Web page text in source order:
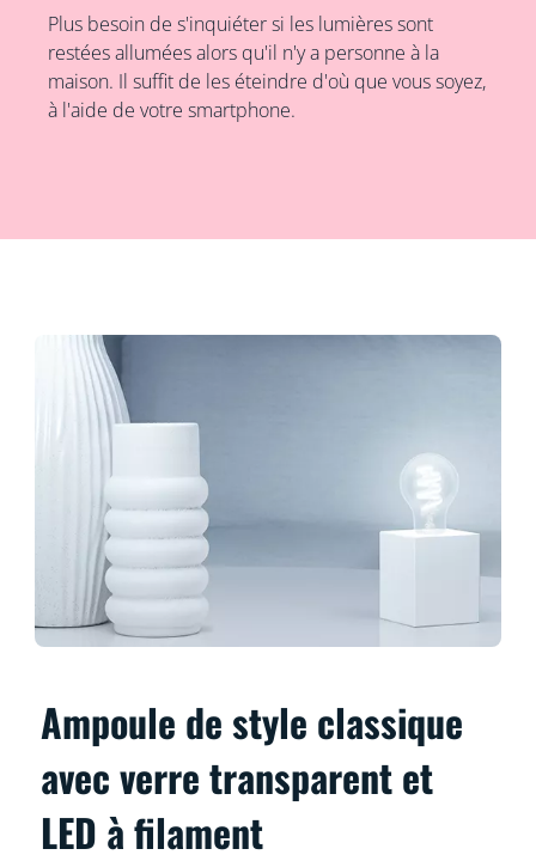
Plus besoin de s'inquiéter si les lumières sont
restées allumées alors qu'il n'y a personne à la
maison. Il suffit de les éteindre d'où que vous soyez,
à l'aide de votre smartphone.
Ampoule de style classique
avec verre transparent et
LED à filament